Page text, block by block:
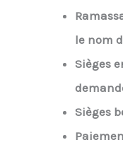
le nom
Sièges
Sièges